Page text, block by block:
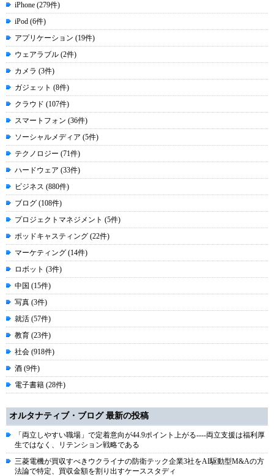
iPhone (279件)
iPod (6件)
アプリケーション (19件)
ウェアラブル (2件)
カメラ (3件)
ガジェット (8件)
クラウド (107件)
スマートフォン (36件)
ソーシャルメディア (5件)
テクノロジー (71件)
ハードウェア (33件)
ビジネス (880件)
ブログ (108件)
プロジェクトマネジメント (5件)
ポッドキャスティング (22件)
マーケティング (14件)
ロボット (3件)
中国 (15件)
写真 (3件)
就活 (57件)
教育 (23件)
社会 (918件)
酒 (9件)
電子書籍 (28件)
オルタナティブ・ブログ 最新の投稿
「両立しやすい職場」で定着意向が44.9ポイント上がる----両立支援は福利厚
生ではなく、リテンション戦略である
三菱電機が買収すべきウクライナの防衛テック企業3社をAI駆動型M&Aの方
法論で特定、買収金額を割り出すケーススタディ